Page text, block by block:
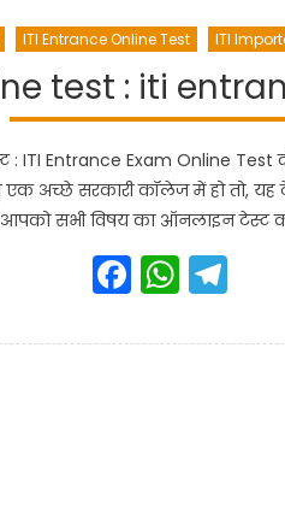
ITI Entrance Online Test ITI
test : iti
ITI Entrance Exam Online Test
अच्छे सरकारी कॉलेज में हो तो, यह
आपको सभी विषय का ऑनलाइन टेस्ट
Facebook